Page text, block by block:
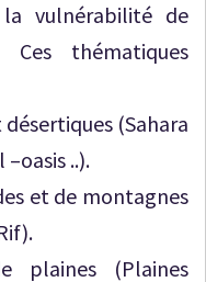
vulnérabilité de
thématiques
(Sahara
..).
et de montagnes
plaines (Plaines